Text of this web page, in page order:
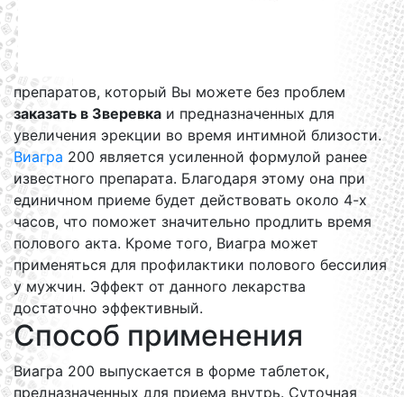
препаратов, который Вы можете без проблем
заказать в Зверевка и предназначенных для
увеличения эрекции во время интимной близости.
Виагра 200 является усиленной формулой ранее
известного препарата. Благодаря этому она при
единичном приеме будет действовать около 4-х
часов, что поможет значительно продлить время
полового акта. Кроме того, Виагра может
применяться для профилактики полового бессилия
у мужчин. Эффект от данного лекарства
достаточно эффективный.
Способ применения
Виагра 200 выпускается в форме таблеток,
предназначенных для приема внутрь. Суточная